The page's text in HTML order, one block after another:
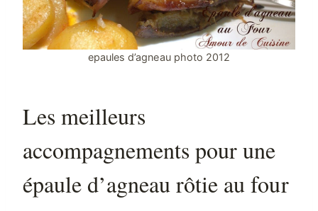
epaules d’agneau photo 2012
Les meilleurs
accompagnements pour une
épaule d’agneau rôtie au four